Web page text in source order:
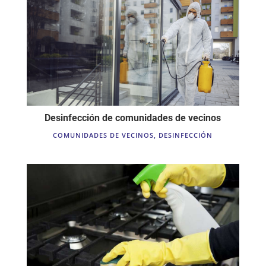
Desinfección de comunidades de vecinos
COMUNIDADES DE VECINOS DESINFECCIÓN